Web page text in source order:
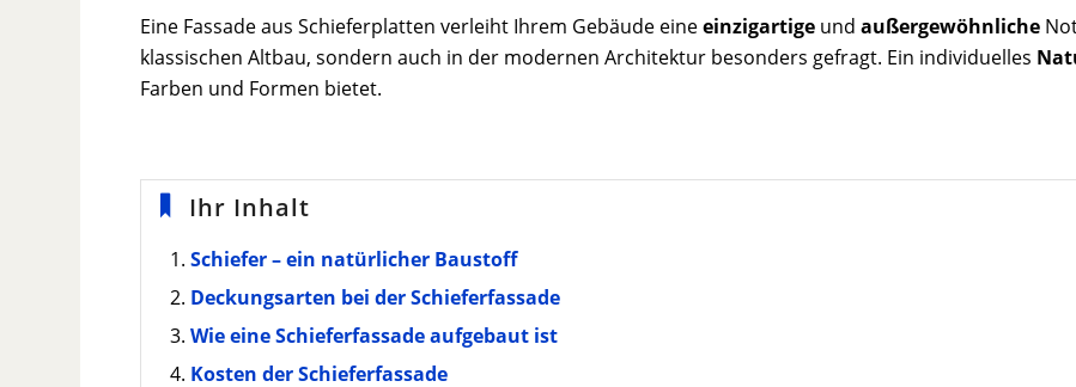
Eine Fassade aus Schieferplatten verleiht Ihrem Gebäude eineeinzigartige undaußergewöhnliche
klassischen Altbau, sondern auch in der modernen Architektur besonders gefragt. Ein individuelles
Farben und Formen bietet.
Ihr Inhalt
Schiefer – ein natürlicher Baustoff
Deckungsarten bei der Schieferfassade
Wie eine Schieferfassade aufgebaut ist
Kosten der Schieferfassade